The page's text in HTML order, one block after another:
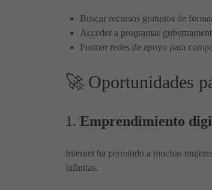
Buscar recursos gratuitos de
Acceder a programas
Formar redes de apoyo para
🚀 Oportunidades
1. Emprendimiento
Internet ha permitido a muchas
infinitas.